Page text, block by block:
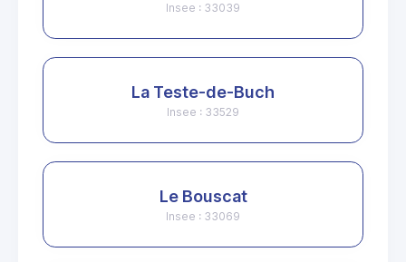
Insee : 33039
La Teste-de-Buch
Insee : 33529
Le Bouscat
Insee : 33069